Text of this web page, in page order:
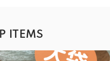
ITEMS